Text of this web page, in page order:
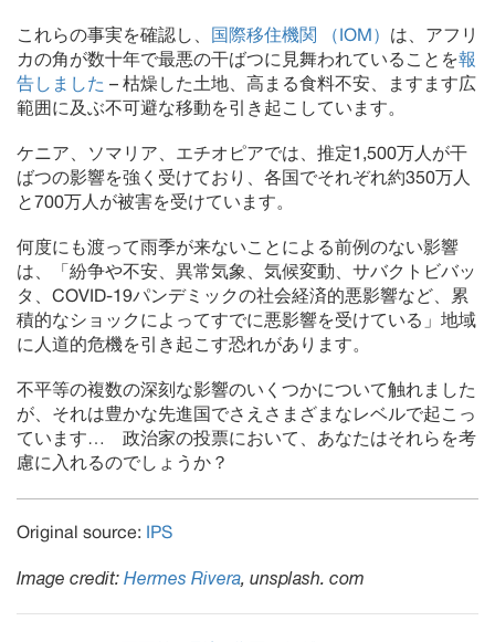
これらの事実を確認し、 国際移住機関 （IOM） は、アフリ
カの角が数十年で最悪の干ばつに見舞われていることを報
告しました – 枯燥した土地、高まる食料不安、ますます広
範囲に及ぶ不可避な移動を引き起こしています。
ケニア、ソマリア、エチオピアでは、推定1,500万人が干
ばつの影響を強く受けており、各国でそれぞれ約350万人
と700万人が被害を受けています。
何度にも渡って雨季が来ないことによる前例のない影響
は、「紛争や不安、異常気象、気候変動、サバクトビバッ
タ、COVID-19パンデミックの社会経済的悪影響など、累
積的なショックによってすでに悪影響を受けている」地域
に人道的危機を引き起こす恐れがあります。
不平等の複数の深刻な影響のいくつかについて触れました
が、それは豊かな先進国でさえさまざまなレベルで起こっ
ています… 政治家の投票において、あなたはそれらを考
慮に入れるのでしょうか？
Original source: IPS
Image credit: Hermes Rivera, unsplash. com